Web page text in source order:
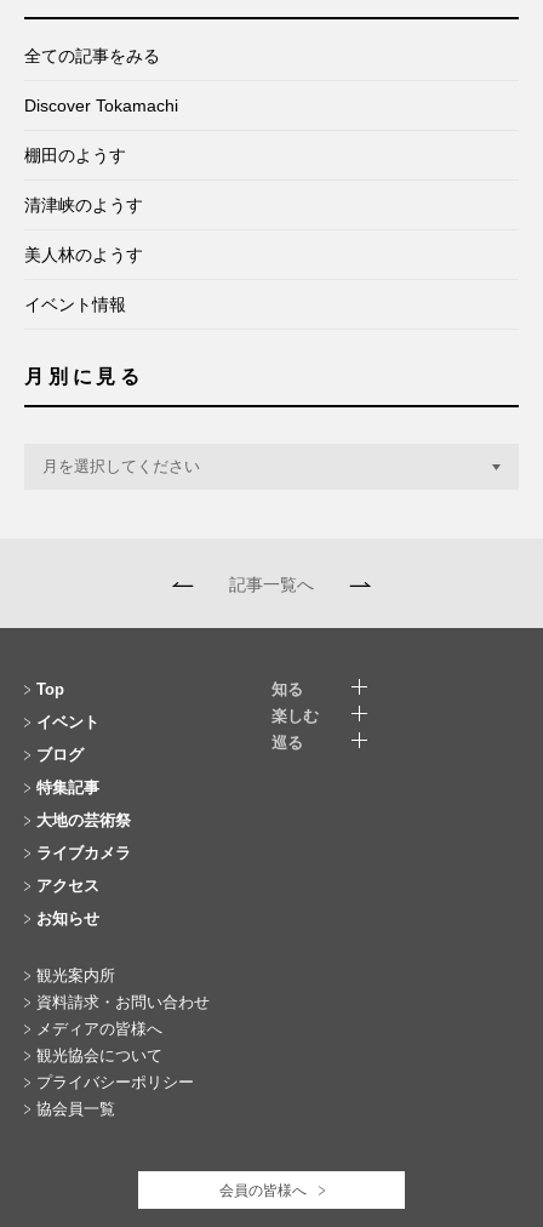
全ての記事をみる
Discover Tokamachi
棚田のようす
清津峡のようす
美人林のようす
イベント情報
月別に見る
記事一覧へ
Top
イベント
ブログ
特集記事
大地の芸術祭
ライブカメラ
アクセス
お知らせ
知る
楽しむ
巡る
観光案内所
資料請求・お問い合わせ
メディアの皆様へ
観光協会について
プライバシーポリシー
協会員一覧
会員の皆様へ